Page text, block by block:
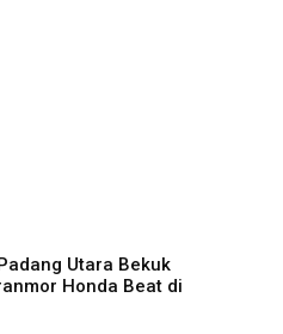
Utara Bekuk
Honda Beat di